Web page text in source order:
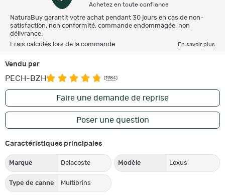
Achetez en toute confiance
NaturaBuy garantit votre achat pendant 30 jours en cas de non-
satisfaction, non conformité, commande endommagée, non
délivrance.
Frais calculés lors de la commande.
En savoir plus
Vendu par
PECH-BZH (1984)
Faire une demande de reprise
Poser une question
Caractéristiques principales
Marque Delacoste Modèle Loxus
Type de canne Multibrins